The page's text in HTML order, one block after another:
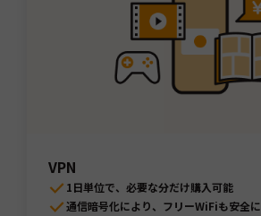
VPN
1日単位で、必要な分だけ購入可能
通信暗号化により、フリーWiFiも安全に